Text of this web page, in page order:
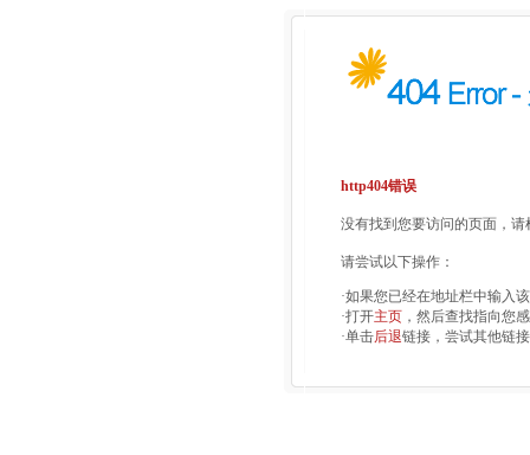
http404错误
没有找到您要访问的页面，
请尝试以下操作：
·如果您已经在地址栏中输入
·打开主页 ，然后查找指向您
·单击后退链接，尝试其他链